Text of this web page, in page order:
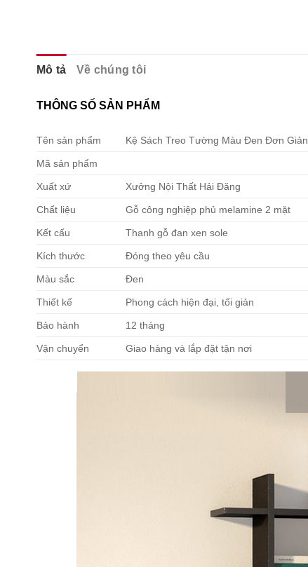
Mô tả Về chúng tôi
THÔNG SỐ SẢN PHẨM
Tên sản phẩm Kệ Sách Treo Tường Màu Đen Đơn Giản
Mã sản phẩm
Xuất xứ Xưởng Nội Thất Hải Đăng
Chất liệu Gỗ công nghiệp phủ melamine 2 mặt
Kết cấu Thanh gỗ đan xen sole
Kích thước Đóng theo yêu cầu
Màu sắc Đen
Thiết kế Phong cách hiện đại, tối giản
Bảo hành 12 tháng
Vận chuyển Giao hàng và lắp đặt tận nơi